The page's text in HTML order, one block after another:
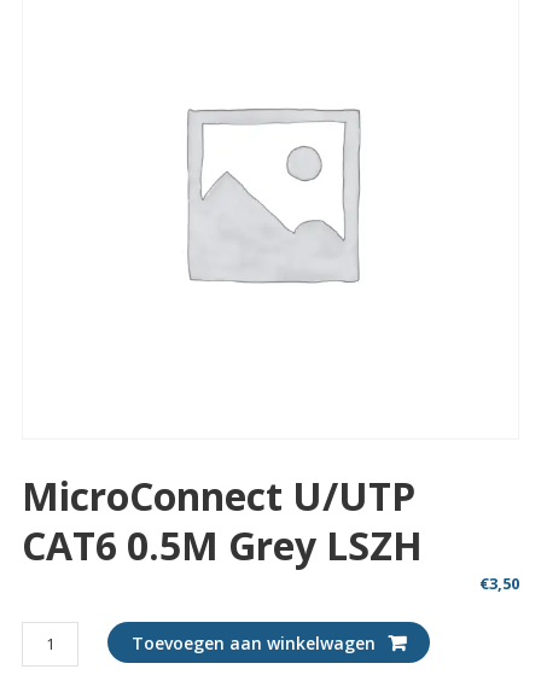
MicroConnect U/UTP
CAT6 0.5M Grey LSZH
€3,50
MicroConnect
U/UTP
Toevoegen aan winkelwagen